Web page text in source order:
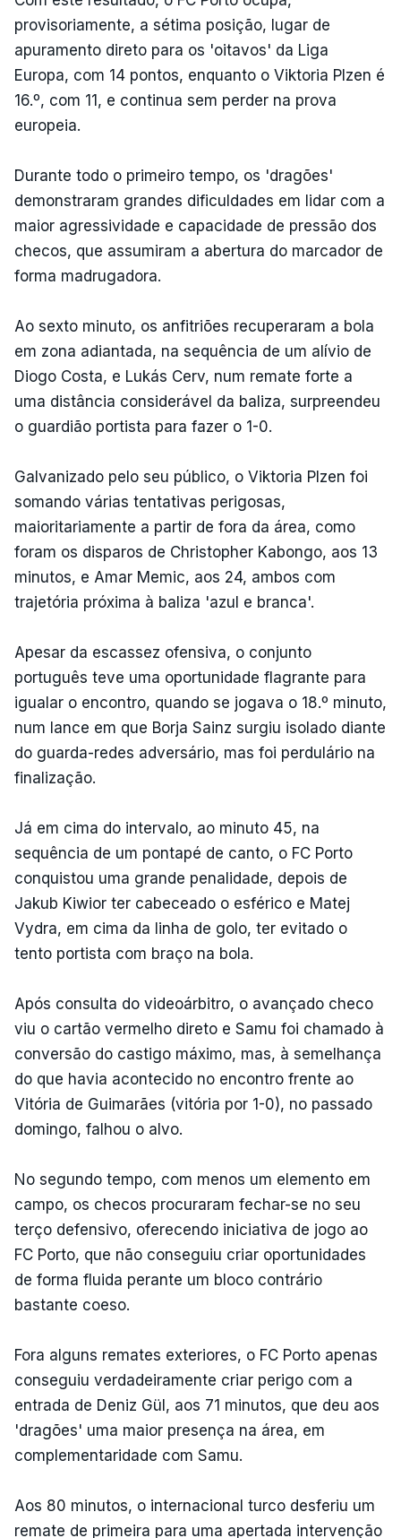
provisoriamente, a sétima posição, lugar de
apuramento direto para os 'oitavos' da Liga
Europa, com 14 pontos, enquanto o Viktoria Plzen é
16.º, com 11, e continua sem perder na prova
europeia.
Durante todo o primeiro tempo, os 'dragões'
demonstraram grandes dificuldades em lidar com a
maior agressividade e capacidade de pressão dos
checos, que assumiram a abertura do marcador de
forma madrugadora.
Ao sexto minuto, os anfitriões recuperaram a bola
em zona adiantada, na sequência de um alívio de
Diogo Costa, e Lukás Cerv, num remate forte a
uma distância considerável da baliza, surpreendeu
o guardião portista para fazer o 1-0.
Galvanizado pelo seu público, o Viktoria Plzen foi
somando várias tentativas perigosas,
maioritariamente a partir de fora da área, como
foram os disparos de Christopher Kabongo, aos 13
minutos, e Amar Memic, aos 24, ambos com
trajetória próxima à baliza 'azul e branca'.
Apesar da escassez ofensiva, o conjunto
português teve uma oportunidade flagrante para
igualar o encontro, quando se jogava o 18.º minuto,
num lance em que Borja Sainz surgiu isolado diante
do guarda-redes adversário, mas foi perdulário na
finalização.
Já em cima do intervalo, ao minuto 45, na
sequência de um pontapé de canto, o FC Porto
conquistou uma grande penalidade, depois de
Jakub Kiwior ter cabeceado o esférico e Matej
Vydra, em cima da linha de golo, ter evitado o
tento portista com braço na bola.
Após consulta do videoárbitro, o avançado checo
viu o cartão vermelho direto e Samu foi chamado à
conversão do castigo máximo, mas, à semelhança
do que havia acontecido no encontro frente ao
Vitória de Guimarães (vitória por 1-0), no passado
domingo, falhou o alvo.
No segundo tempo, com menos um elemento em
campo, os checos procuraram fechar-se no seu
terço defensivo, oferecendo iniciativa de jogo ao
FC Porto, que não conseguiu criar oportunidades
de forma fluida perante um bloco contrário
bastante coeso.
Fora alguns remates exteriores, o FC Porto apenas
conseguiu verdadeiramente criar perigo com a
entrada de Deniz Gül, aos 71 minutos, que deu aos
'dragões' uma maior presença na área, em
complementaridade com Samu.
Aos 80 minutos, o internacional turco desferiu um
remate de primeira para uma apertada intervenção